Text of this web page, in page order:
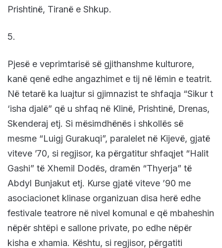
Prishtinë, Tiranë e Shkup.
5.
Pjesë e veprimtarisë së gjithanshme kulturore,
kanë qenë edhe angazhimet e tij në lëmin e teatrit.
Në tetarë ka luajtur si gjimnazist te shfaqja “Sikur t
‘isha djalë” që u shfaq në Klinë, Prishtinë, Drenas,
Skenderaj etj. Si mësimdhënës i shkollës së
mesme “Luigj Gurakuqi”, paralelet në Kijevë, gjatë
viteve ’70, si regjisor, ka përgatitur shfaqjet “Halit
Gashi” të Xhemil Dodës, dramën “Thyerja” të
Abdyl Bunjakut etj. Kurse gjatë viteve ’90 me
asociacionet klinase organizuan disa herë edhe
festivale teatrore në nivel komunal e që mbaheshin
nëpër shtëpi e sallone private, po edhe nëpër
kisha e xhamia. Kështu, si regjisor, përgatiti